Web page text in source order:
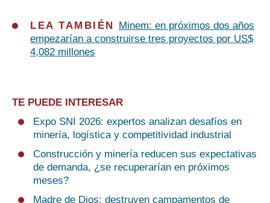
LEA TAMBIÉN
Minem: en próximos dos años
empezarían a construirse tres proyectos por US$
4,082 millones
TE PUEDE INTERESAR
Expo SNI 2026: expertos analizan desafíos en
minería, logística y competitividad industrial
Construcción y minería reducen sus expectativas
de demanda, ¿se recuperarían en próximos
meses?
Madre de Dios: destruyen campamentos de